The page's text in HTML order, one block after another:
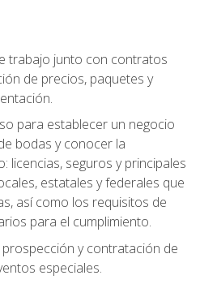
trabajo junto con contratos
de precios, paquetes y
para establecer un negocio
bodas y conocer la
licencias, seguros y principales
estatales y federales que
así como los requisitos de
para el cumplimiento.
y contratación de
especiales.